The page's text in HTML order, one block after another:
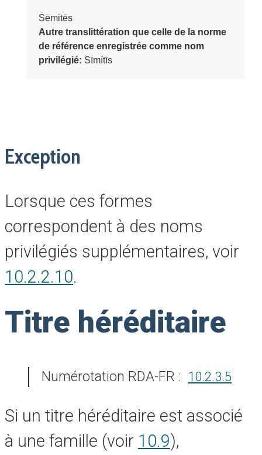
Sēmitēs
Autre translittération que celle de la norme
de référence enregistrée comme nom
privilégié: Sīmítīs
Exception
Lorsque ces formes
correspondent à des noms
privilégiés supplémentaires, voir
10.2.2.10.
Titre héréditaire
Numérotation RDA-FR : 10.2.3.5
Si un titre héréditaire est associé
à une famille (voir 10.9),